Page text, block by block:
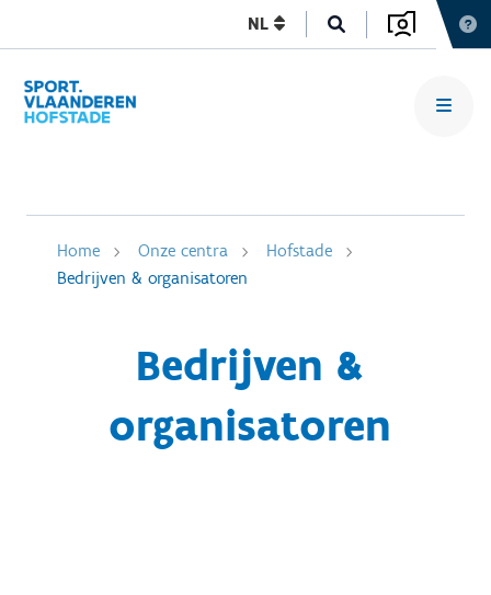
NL
Home Onze centra
Hofstade
Bedrijven & organisatoren
Bedrijven &
organisatoren